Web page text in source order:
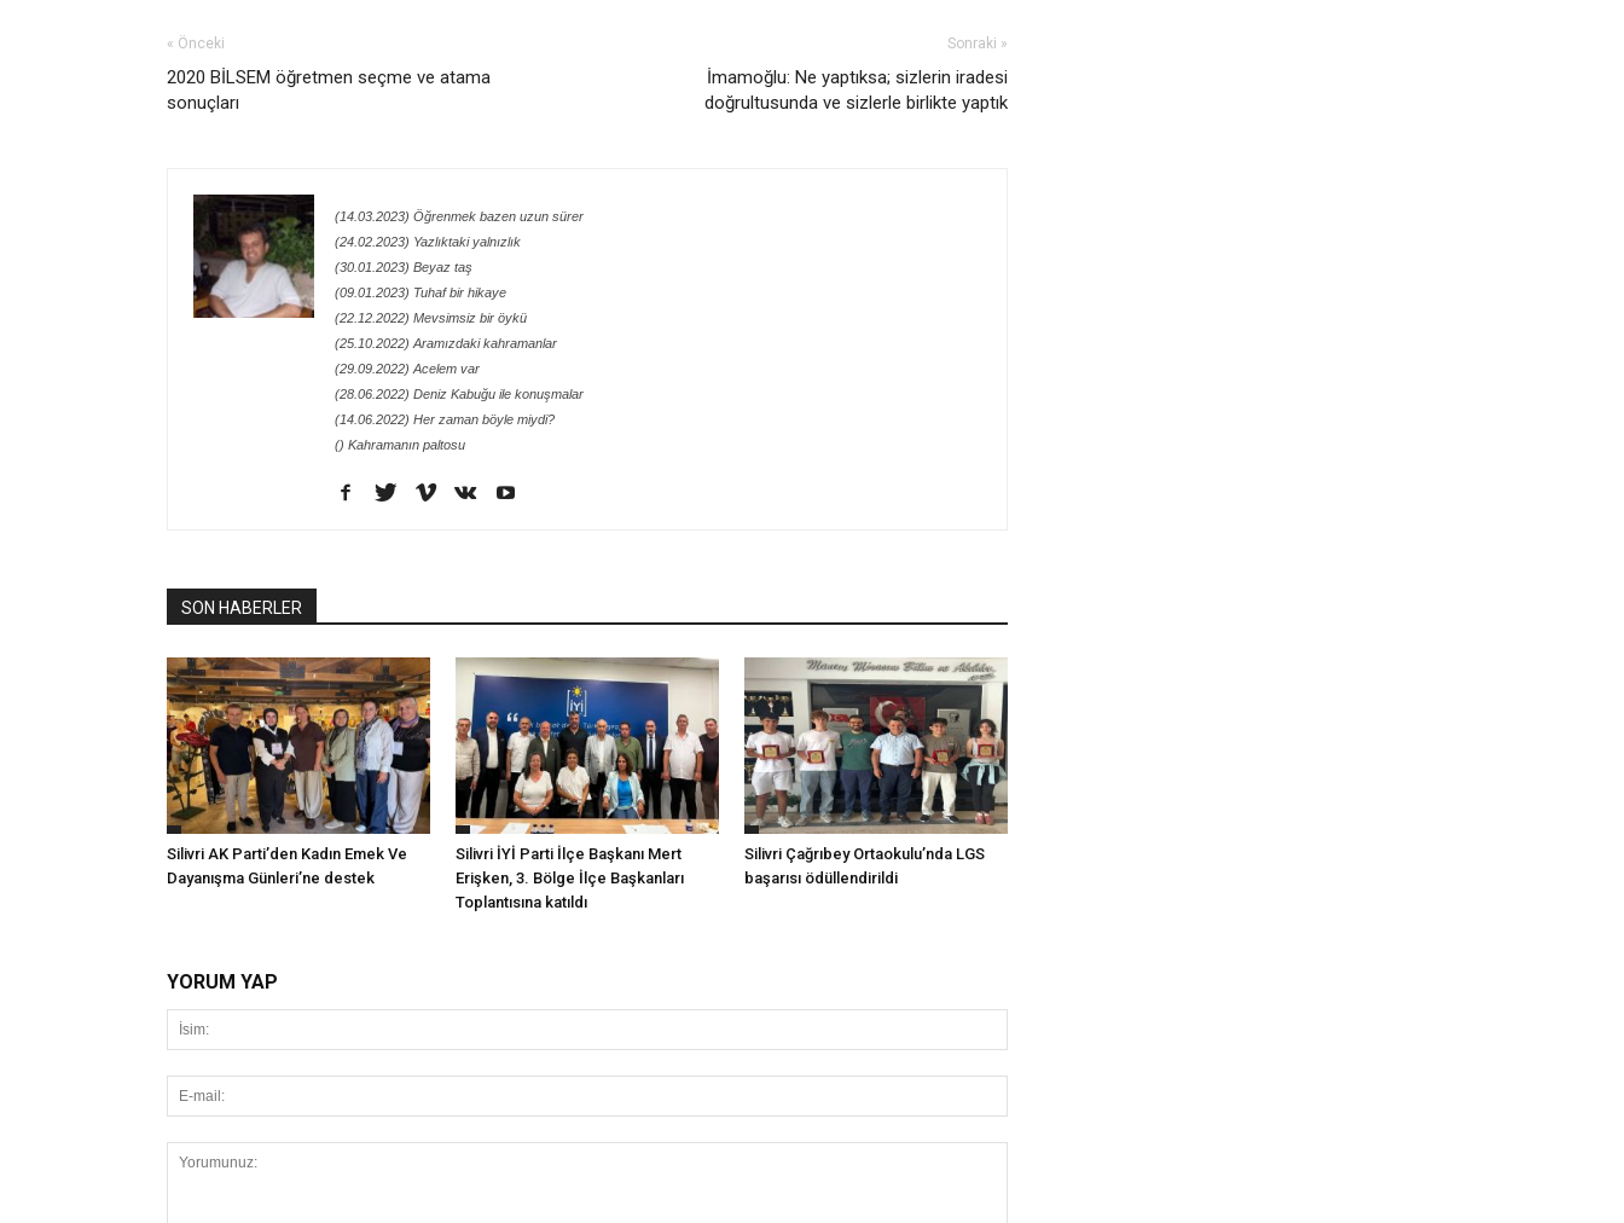
« Önceki
2020 BİLSEM öğretmen seçme ve atama
sonuçları
Sonraki »
İmamoğlu: Ne yaptıksa; sizlerin iradesi
doğrultusunda ve sizlerle birlikte yaptık
(14.03.2023) Öğrenmek bazen uzun sürer
(24.02.2023) Yazlıktaki yalnızlık
(30.01.2023) Beyaz taş
(09.01.2023) Tuhaf bir hikaye
(22.12.2022) Mevsimsiz bir öykü
(25.10.2022) Aramızdaki kahramanlar
(29.09.2022) Acelem var
(28.06.2022) Deniz Kabuğu ile konuşmalar
(14.06.2022) Her zaman böyle miydi?
() Kahramanın paltosu
SON HABERLER
Silivri AK Parti’den Kadın Emek Ve
Dayanışma Günleri’ne destek
Silivri İYİ Parti İlçe Başkanı Mert
Erişken, 3. Bölge İlçe Başkanları
Toplantısına katıldı
Silivri Çağrıbey Ortaokulu’nda LGS
başarısı ödüllendirildi
YORUM YAP